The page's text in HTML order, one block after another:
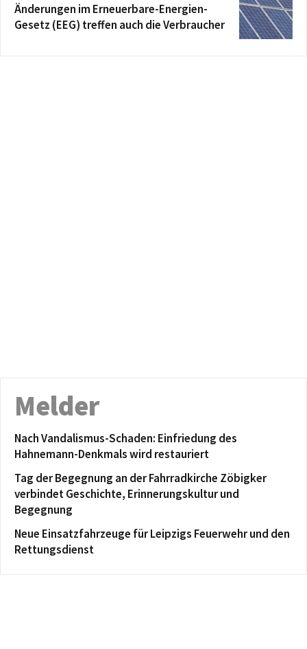
Änderungen im Erneuerbare-Energien-
Gesetz (EEG) treffen auch die Verbraucher
Melder
Nach Vandalismus-Schaden: Einfriedung des
Hahnemann-Denkmals wird restauriert
Tag der Begegnung an der Fahrradkirche Zöbigker
verbindet Geschichte, Erinnerungskultur und
Begegnung
Neue Einsatzfahrzeuge für Leipzigs Feuerwehr und den
Rettungsdienst